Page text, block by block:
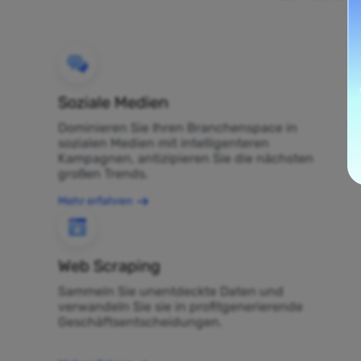
Soziale Medien
Dominieren Sie Ihren Branchenspace in
sozialen Medien mit intelligenteren
Kampagnen, antizipieren Sie die nächsten
großen Trends.
Mehr erfahren
Web Scraping
Sammeln Sie unentdeckte Daten und
verwandeln Sie sie in profitgenerierende
Geschäftsentscheidungen.